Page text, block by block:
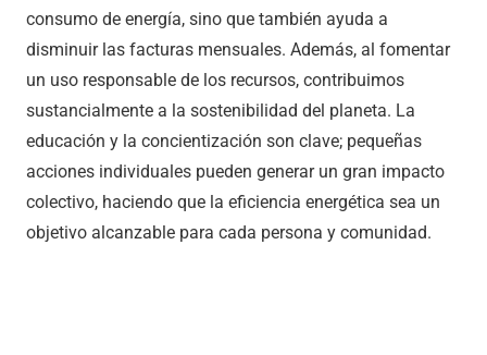
consumo de energía, sino que también ayuda a
disminuir las facturas mensuales. Además, al fomentar
un uso responsable de los recursos, contribuimos
sustancialmente a la sostenibilidad del planeta. La
educación y la concientización son clave; pequeñas
acciones individuales pueden generar un gran impacto
colectivo, haciendo que la eficiencia energética sea un
objetivo alcanzable para cada persona y comunidad.